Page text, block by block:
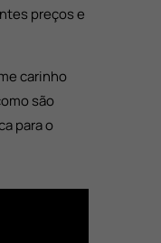
preços e
carinho
são
para o